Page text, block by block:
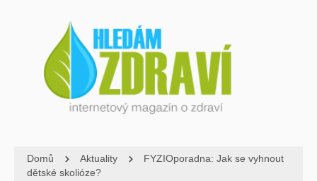
Domů Aktuality
FYZIOporadna: Jak se vyhnout
dětské skolióze?